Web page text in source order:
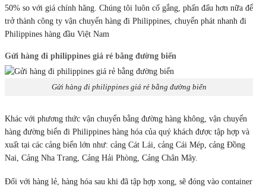
50% so với giá chính hãng. Chúng tôi luôn cố gắng, phấn đấu hơn nữa để
trở thành công ty vận chuyển hàng đi Philippines, chuyển phát nhanh đi
Philippines hàng đầu Việt Nam
Gửi hàng đi philippines giá rẻ bằng đường biển
Gửi hàng đi philippines giá rẻ bằng đường biển
Khác với phương thức vận chuyển bằng đường hàng không, vận chuyển
hàng đường biển đi Philippines hàng hóa của quý khách được tập hợp và
xuất tại các cảng biển lớn như: cảng Cát Lái, cảng Cái Mép, cảng Đồng
Nai, Cảng Nha Trang, Cảng Hải Phòng, Cảng Chân Mây.
Đối với hàng lẻ, hàng hóa sau khi đã tập hợp xong, sẽ đóng vào container